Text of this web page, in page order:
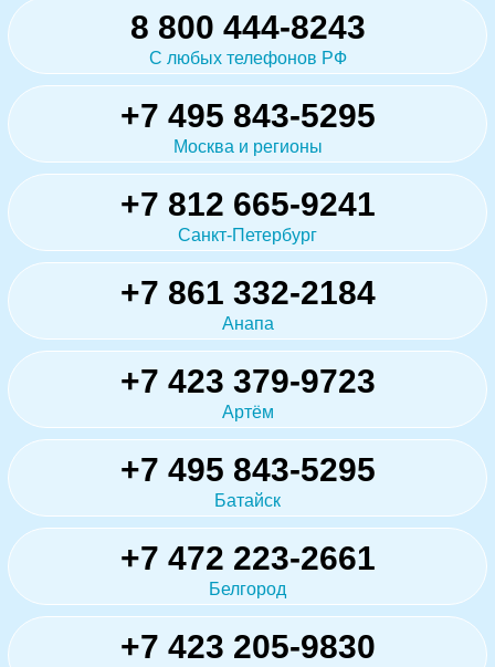
8 800 444-8243
С любых телефонов РФ
+7 495 843-5295
Москва и регионы
+7 812 665-9241
Санкт-Петербург
+7 861 332-2184
Анапа
+7 423 379-9723
Артём
+7 495 843-5295
Батайск
+7 472 223-2661
Белгород
+7 423 205-9830